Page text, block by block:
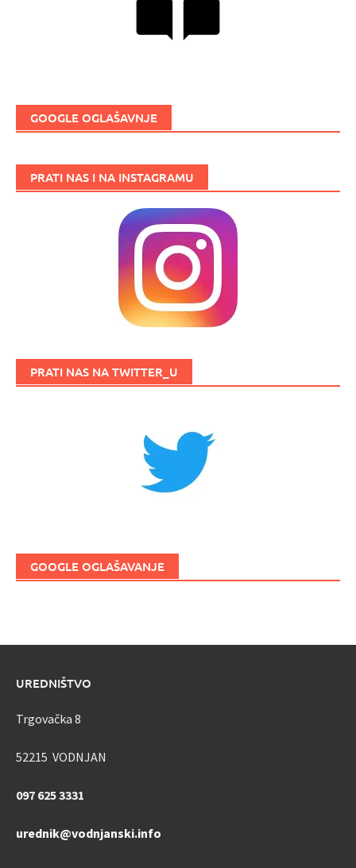
GOOGLE OGLAŠAVNJE
PRATI NAS I NA INSTAGRAMU
PRATI NAS NA TWITTER_U
GOOGLE OGLAŠAVANJE
UREDNIŠTVO
Trgovačka 8
52215 VODNJAN
097 625 3331
urednik@vodnjanski.info